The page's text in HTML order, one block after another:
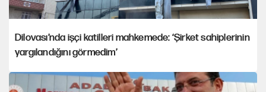
Dilovası’nda işçi katilleri mahkemede: ‘Şirket sahiplerinin
yargılandığını görmedim’